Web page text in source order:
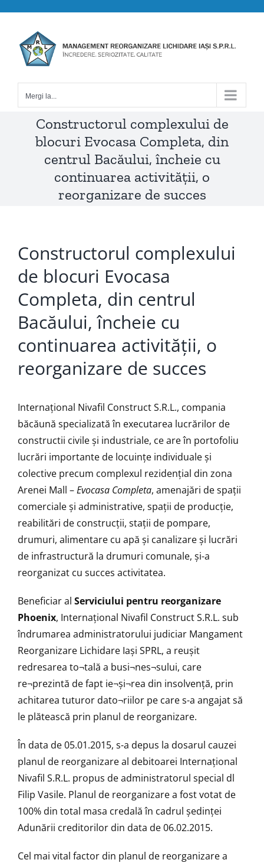
content
Mergi la...
Constructorul complexului de
blocuri Evocasa Completa, din
centrul Bacăului, încheie cu
continuarea activității, o
reorganizare de succes
Constructorul complexului
de blocuri Evocasa
Completa, din centrul
Bacăului, încheie cu
continuarea activității, o
reorganizare de succes
Internațional Nivafil Construct S.R.L., compania
băcăună specializată în executarea lucrărilor de
constructii civile și industriale, ce are în portofoliu
lucrări importante de locuințe individuale și
colective precum complexul rezidențial din zona
Arenei Mall –Evocasa Completa, amenajări de spații
comerciale și administrative, spații de producție,
reabilitări de construcții, stații de pompare,
drumuri, alimentare cu apă și canalizare și lucrări
de infrastructură la drumuri comunale, și-a
reorganizat cu succes activitatea.
Beneficiar al Serviciului pentru reorganizare
Phoenix, Internațional Nivafil Construct S.R.L. sub
îndrumarea administratorului judiciar Mangament
Reorganizare Lichidare Iași SPRL, a reușit
redresarea to¬tală a busi¬nes¬sului, care
re¬prezintă de fapt ie¬şi¬rea din insolvenţă, prin
achitarea tuturor dato¬riilor pe care s-a angajat să
le plătească prin planul de reorganizare.
În data de 05.01.2015, s-a depus la dosarul cauzei
planul de reorganizare al debitoarei Internațional
Nivafil S.R.L. propus de administratorul special dl
Filip Vasile. Planul de reorganizare a fost votat de
100% din total masa credală în cadrul ședinței
Adunării creditorilor din data de 06.02.2015.
Cel mai vital factor din planul de reorganizare a